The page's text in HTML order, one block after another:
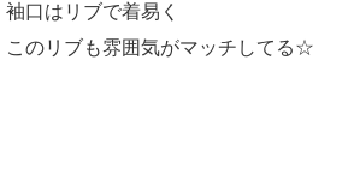
袖口はリブで着易く
このリブも雰囲気がマッチしてる☆